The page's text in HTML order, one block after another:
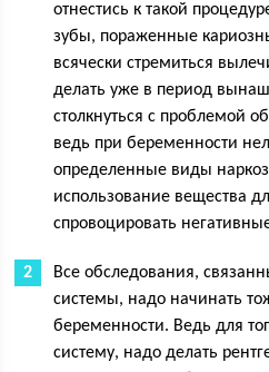
отнестись к такой
зубы, пораженные
всячески стремиться
делать уже в период
столкнуться с проблемой
ведь при беременности
определенные виды
использование вещества
спровоцировать
Все обследования,
системы, надо начинать
беременности. Ведь для
систему, надо делать